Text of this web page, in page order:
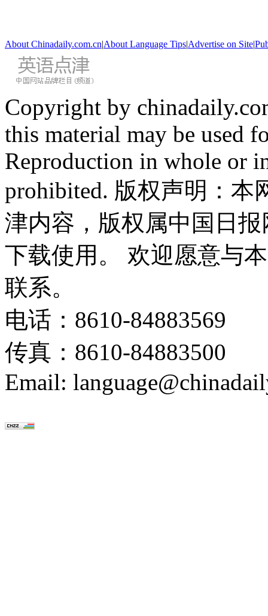
About Chinadaily.com.cn|About Language Tips|Advertise on Site|
Copyright by
this material may be used
Reproduction in whole or
prohibited. 版权声明：
津内容，版权属中国日
下载使用。 欢迎愿意与
联系。
电话：8610-84883569
传真：8610-84883500
Email: